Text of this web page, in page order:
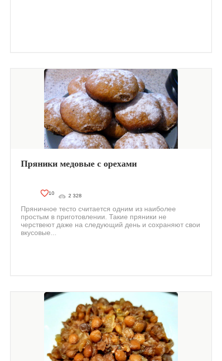
Пряники медовые с орехами
10 2 328
Пряничное тесто считается одним из наиболее
простым в приготовлении. Такие пряники не
черствеют даже на следующий день и сохраняют свои
вкусовые...